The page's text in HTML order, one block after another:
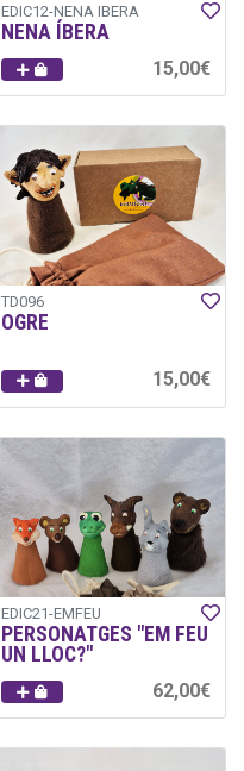
EDIC12-NENA IBERA
NENA ÍBERA
15,00€
TD096
OGRE
15,00€
EDIC21-EMFEU
PERSONATGES "EM FEU
UN LLOC?"
62,00€